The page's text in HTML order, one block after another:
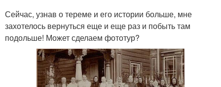
Сейчас, узнав о тереме и его истории больше, мне
захотелось вернуться еще и еще раз и побыть там
подольше! Может сделаем фототур?